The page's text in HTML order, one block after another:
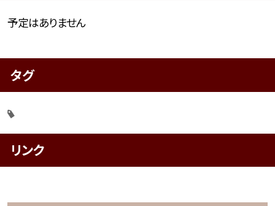
予定はありません
タグ
リンク